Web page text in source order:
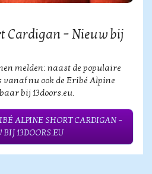
Cardigan – Nieuw bij
melden: naast de populaire
nu ook de Eribé Alpine
bij 13doors.eu.
ALPINE SHORT CARDIGAN –
13DOORS.EU